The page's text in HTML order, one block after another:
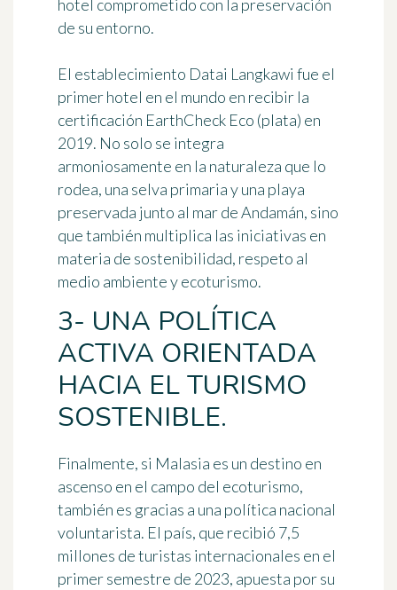
hotel comprometido con la preservación
de su entorno.
El establecimiento Datai Langkawi fue el
primer hotel en el mundo en recibir la
certificación EarthCheck Eco (plata) en
2019. No solo se integra
armoniosamente en la naturaleza que lo
rodea, una selva primaria y una playa
preservada junto al mar de Andamán, sino
que también multiplica las iniciativas en
materia de sostenibilidad, respeto al
medio ambiente y ecoturismo.
3- UNA POLÍTICA
ACTIVA ORIENTADA
HACIA EL TURISMO
SOSTENIBLE.
Finalmente, si Malasia es un destino en
ascenso en el campo del ecoturismo,
también es gracias a una política nacional
voluntarista. El país, que recibió 7,5
millones de turistas internacionales en el
primer semestre de 2023, apuesta por su